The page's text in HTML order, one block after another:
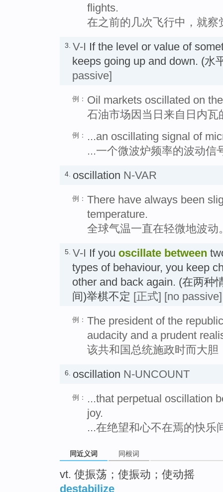
flights.
在之前的几次飞行中，就
3. V-I If the level or value of
keeps going up and down. (水
passive]
例： Oil markets oscillated on
石油市场因当日来自日内
例：
...an oscillating signal of
...一个微波炉频率的波动信
4. oscillation N-VAR
例： There have always been
temperature.
全球气温一直在轻微地波动
5. V-I If you oscillate between
types of behaviour, you keep
other and back again. (在两种
间)举棋不定 [正式] [no passive]
例： The president of the
audacity and a prudent
该共和国总统施政时而大胆
6. oscillation N-UNCOUNT
例：
...that perpetual oscillation
joy.
...在绝望和心不在焉的快乐
同近义词 同根词
vt. 使振荡；使振动；使动摇
destabilize